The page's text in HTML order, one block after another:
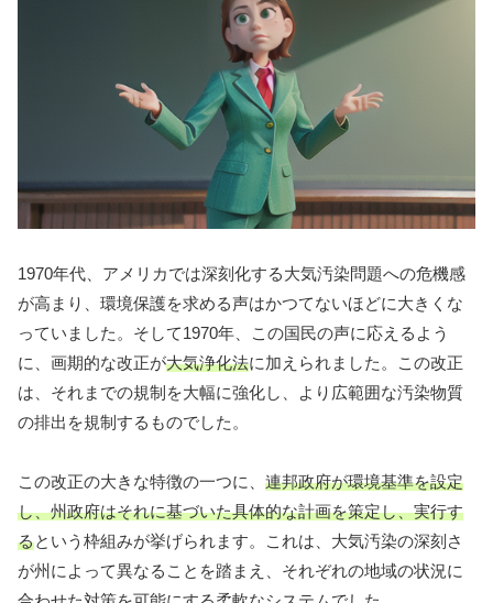
1970年代、アメリカでは深刻化する大気汚染問題への危機感
が高まり、環境保護を求める声はかつてないほどに大きくな
っていました。そして1970年、この国民の声に応えるよう
に、画期的な改正が大気浄化法に加えられました。この改正
は、それまでの規制を大幅に強化し、より広範囲な汚染物質
の排出を規制するものでした。
この改正の大きな特徴の一つに、 連邦政府が環境基準を設定
し、州政府はそれに基づいた具体的な計画を策定し、実行す
るという枠組みが挙げられます。これは、大気汚染の深刻さ
が州によって異なることを踏まえ、それぞれの地域の状況に